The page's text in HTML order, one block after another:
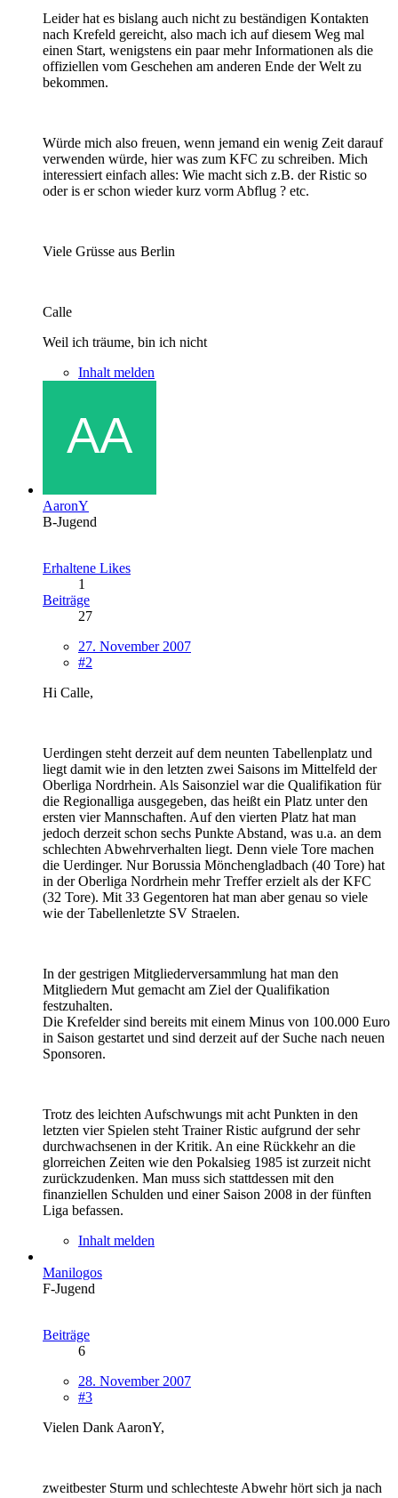
Leider hat es bislang auch nicht zu beständigen Kontakten
nach Krefeld gereicht, also mach ich auf diesem Weg mal
einen Start, wenigstens ein paar mehr Informationen als die
offiziellen vom Geschehen am anderen Ende der Welt zu
bekommen.
Würde mich also freuen, wenn jemand ein wenig Zeit darauf
verwenden würde, hier was zum KFC zu schreiben. Mich
interessiert einfach alles: Wie macht sich z.B. der Ristic so
oder is er schon wieder kurz vorm Abflug ? etc.
Viele Grüsse aus Berlin
Calle
Weil ich träume, bin ich nicht
Inhalt melden
AaronY
B-Jugend
Erhaltene Likes
1
Beiträge
27
27. November 2007
#2
Hi Calle,
Uerdingen steht derzeit auf dem neunten Tabellenplatz und
liegt damit wie in den letzten zwei Saisons im Mittelfeld der
Oberliga Nordrhein. Als Saisonziel war die Qualifikation für
die Regionalliga ausgegeben, das heißt ein Platz unter den
ersten vier Mannschaften. Auf den vierten Platz hat man
jedoch derzeit schon sechs Punkte Abstand, was u.a. an dem
schlechten Abwehrverhalten liegt. Denn viele Tore machen
die Uerdinger. Nur Borussia Mönchengladbach (40 Tore) hat
in der Oberliga Nordrhein mehr Treffer erzielt als der KFC
(32 Tore). Mit 33 Gegentoren hat man aber genau so viele
wie der Tabellenletzte SV Straelen.
In der gestrigen Mitgliederversammlung hat man den
Mitgliedern Mut gemacht am Ziel der Qualifikation
festzuhalten.
Die Krefelder sind bereits mit einem Minus von 100.000 Euro
in Saison gestartet und sind derzeit auf der Suche nach neuen
Sponsoren.
Trotz des leichten Aufschwungs mit acht Punkten in den
letzten vier Spielen steht Trainer Ristic aufgrund der sehr
durchwachsenen in der Kritik. An eine Rückkehr an die
glorreichen Zeiten wie den Pokalsieg 1985 ist zurzeit nicht
zurückzudenken. Man muss sich stattdessen mit den
finanziellen Schulden und einer Saison 2008 in der fünften
Liga befassen.
Inhalt melden
Manilogos
F-Jugend
Beiträge
6
28. November 2007
#3
Vielen Dank AaronY,
zweitbester Sturm und schlechteste Abwehr hört sich ja nach